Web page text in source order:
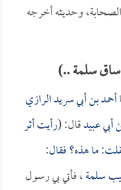
وحديثه أخرجه
سلمة ..)
أحمد بن أبي سريد الرازي
أبي عبيدقال: (رأيت أثر
ما هذه؟ فقال:
سلمة، فأتي بي رسول